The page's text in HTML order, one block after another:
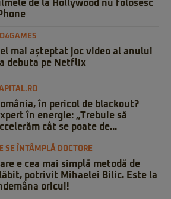
de la Hollywood nu folosesc
mai așteptat joc video al anului
debuta pe Netflix
în pericol de blackout?
în energie: „Trebuie să
cât se poate de...
SE ÎNTÂMPLĂ DOCTORE
e cea mai simplă metodă de
potrivit Mihaelei Bilic. Este la
oricui!